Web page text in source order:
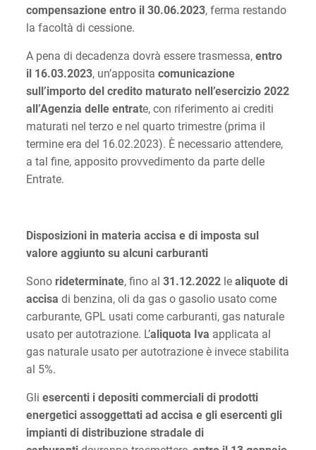
compensazione entro il 30.06.2023, ferma restando
la facoltà di cessione.
A pena di decadenza dovrà essere trasmessa, entro
il 16.03.2023, un’apposita comunicazione
sull’importo del credito maturato nell’esercizio 2022
all’Agenzia delle entrate, con riferimento ai crediti
maturati nel terzo e nel quarto trimestre (prima il
termine era del 16.02.2023). È necessario attendere,
a tal fine, apposito provvedimento da parte delle
Entrate.
Disposizioni in materia accisa e di imposta sul
valore aggiunto su alcuni carburanti
Sono rideterminate, fino al 31.12.2022le aliquote di
accisa di benzina, oli da gas o gasolio usato come
carburante, GPL usati come carburanti, gas naturale
usato per autotrazione. L’aliquota Iva applicata al
gas naturale usato per autotrazione è invece stabilita
al 5%.
Gli esercenti i depositi commerciali di prodotti
energetici assoggettati ad accisa e gli esercenti gli
impianti di distribuzione stradale di